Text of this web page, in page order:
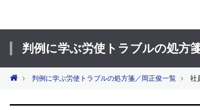
判例に学ぶ労使トラブルの処方
判例に学ぶ労使トラブルの処方箋／岡正俊一覧 社